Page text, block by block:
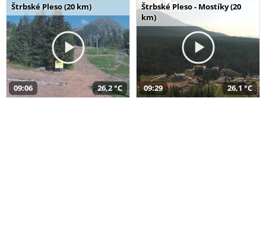
Štrbské Pleso (20 km)
09:06 26,2 °C
Štrbské Pleso - Mostíky (20
km)
09:29 26,1 °C